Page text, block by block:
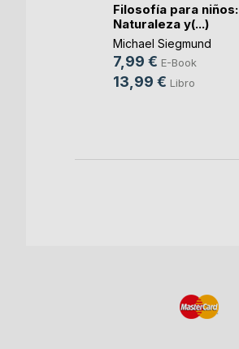
Filosofía para niños:
Naturaleza y(...)
Michael Siegmund
7,99 € E-Book
13,99 € Libro